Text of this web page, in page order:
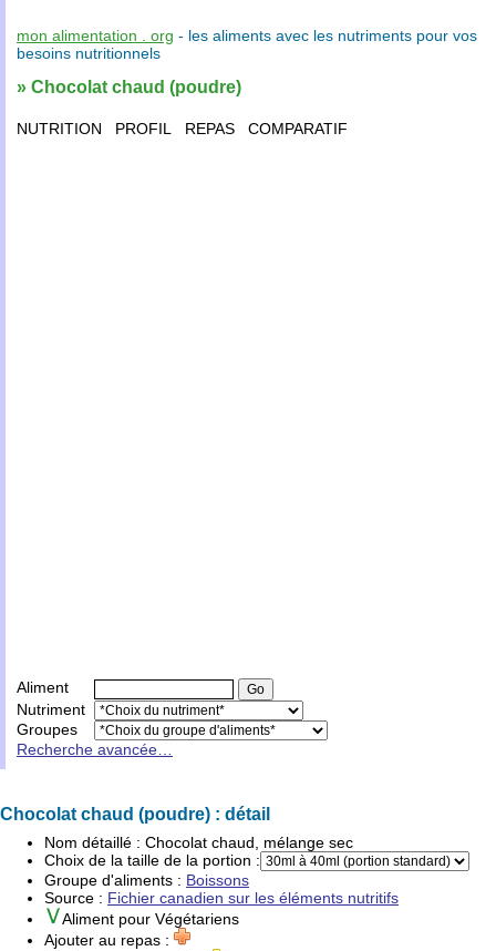
mon alimentation . org - les aliments avec les nutriments pour vos
besoins nutritionnels
» Chocolat chaud (poudre)
NUTRITION PROFIL REPAS COMPARATIF
Aliment
Nutriment
Groupes
Recherche avancée…
Chocolat chaud (poudre) : détail
Nom détaillé : Chocolat chaud, mélange sec
Choix de la taille de la portion :
Groupe d'aliments : Boissons
Source : Fichier canadien sur les éléments nutritifs
Aliment pour Végétariens
Ajouter au repas :